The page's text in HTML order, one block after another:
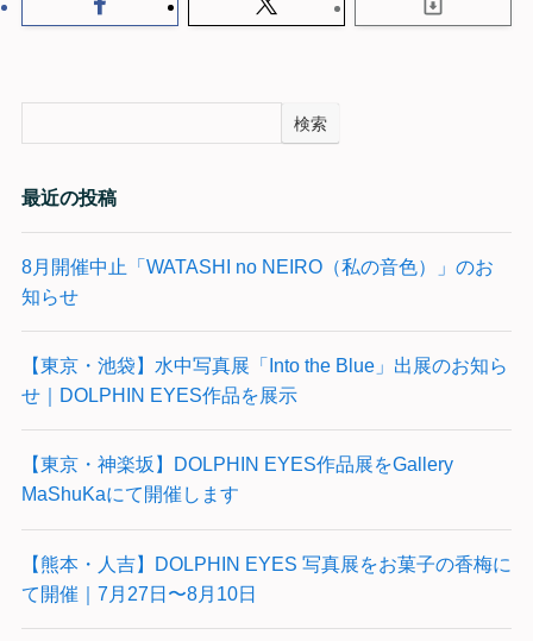
検索
最近の投稿
8月開催中止「WATASHI no NEIRO（私の音色）」のお
知らせ
【東京・池袋】水中写真展「Into the Blue」出展のお知ら
せ｜DOLPHIN EYES作品を展示
【東京・神楽坂】DOLPHIN EYES作品展をGallery
MaShuKaにて開催します
【熊本・人吉】DOLPHIN EYES 写真展をお菓子の香梅に
て開催｜7月27日〜8月10日